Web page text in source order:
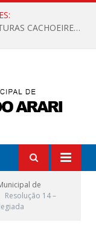
A VALORIZAÇÃO DAS HISTÓRIAS E CULTURAS CACHOEIRENSES
de
Resolução 14 –